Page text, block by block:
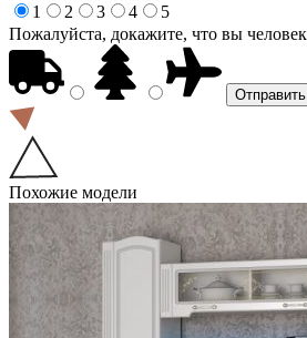
1
2 3 4
5
Пожалуйста, докажите, что вы
Похожие модели